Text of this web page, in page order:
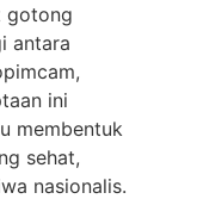
gotong
antara
ini
membentuk
sehat,
nasionalis.